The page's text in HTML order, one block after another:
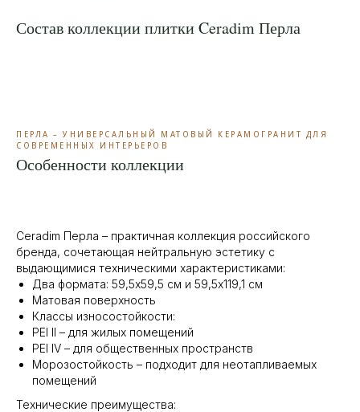
Состав коллекции плитки Ceradim Перла
ПЕРЛА – УНИВЕРСАЛЬНЫЙ МАТОВЫЙ КЕРАМОГРАНИТ ДЛЯ
СОВРЕМЕННЫХ ИНТЕРЬЕРОВ
Особенности коллекции
Ceradim Перла – практичная коллекция российского
бренда, сочетающая нейтральную эстетику с
выдающимися техническими характеристиками:
Два формата: 59,5х59,5 см и 59,5х119,1 см
Матовая поверхность
Классы износостойкости:
PEI ll – для жилых помещений
PEI IV – для общественных пространств
Морозостойкость – подходит для неотапливаемых
помещений
Технические преимущества: